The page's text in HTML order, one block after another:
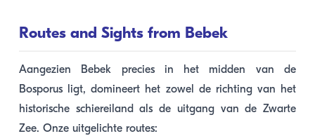
Routes and Sights from Bebek
Aangezien Bebek precies in het midden van de
Bosporus ligt, domineert het zowel de richting van het
historische schiereiland als de uitgang van de Zwarte
Zee. Onze uitgelichte routes: